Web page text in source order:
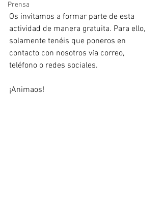
Prensa
Os invitamos a formar parte de esta
actividad de manera gratuita. Para ello,
solamente tenéis que poneros en
contacto con nosotros vía correo,
teléfono o redes sociales.
¡Animaos!